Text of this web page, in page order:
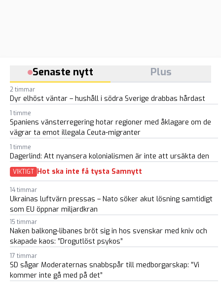
Senaste nytt Plus
2 timmar
Dyr elhöst väntar – hushåll i södra Sverige drabbas hårdast
1 timme
Spaniens vänsterregering hotar regioner med åklagare om de
vägrar ta emot illegala Ceuta-migranter
1 timme
Dagerlind: Att nyansera kolonialismen är inte att ursäkta den
VIKTIGT Hot ska inte få tysta Samnytt
14 timmar
Ukrainas luftvärn pressas – Nato söker akut lösning samtidigt
som EU öppnar miljardkran
15 timmar
Naken balkong-libanes bröt sig in hos svenskar med kniv och
skapade kaos: ”Drogutlöst psykos”
17 timmar
SD sågar Moderaternas snabbspår till medborgarskap: ”Vi
kommer inte gå med på det”